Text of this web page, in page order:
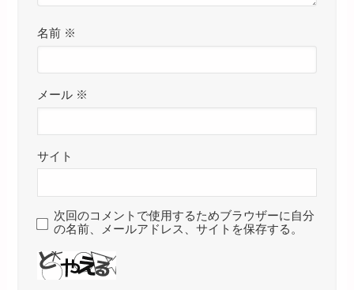
名前 ※
メール ※
サイト
次回のコメントで使用するためブラウザーに自分
の名前、メールアドレス、サイトを保存する。